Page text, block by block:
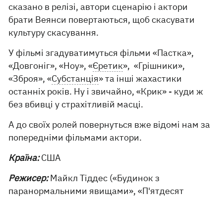
сказано в релізі, автори сценарію і актори
брати Веянси повертаються, щоб скасувати
культуру скасування.
У фільмі згадуватимуться фільми «Пастка»,
«Довгоніг», «Ноу», «Єретик», «Грішники»,
«Зброя», «Субстанція» та інші жахастики
останніх років. Ну і звичайно, «Крик» - куди ж
без вбивці у страхітливій масці.
А до своїх ролей повернуться вже відомі нам за
попередніми фільмами актори.
Країна:США
Режисер:Майкл Тіддес («Будинок з
паранормальними явищами», «П'ятдесят